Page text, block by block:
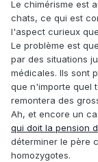
Le chimérisme est
chats, ce qui est
l'aspect curieux
Le problème est
par des situations
médicales. Ils sont
que n'importe quel
remontera des
Ah, et encore un
qui doit la pension
déterminer le père
homozygotes.